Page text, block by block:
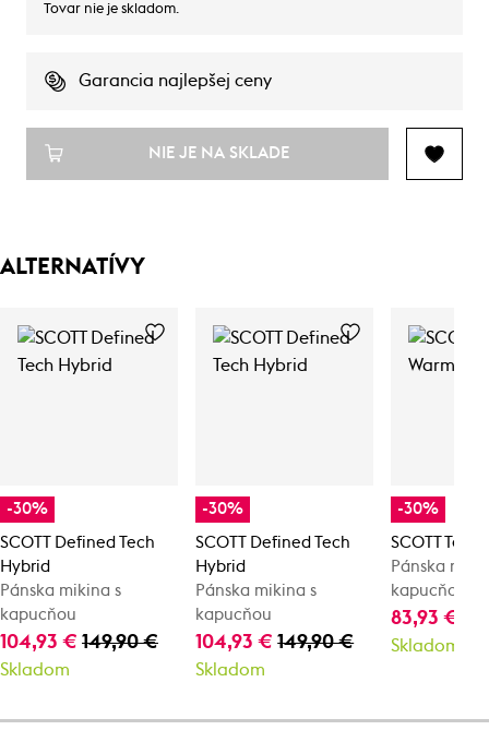
Tovar nie je skladom.
Garancia najlepšej ceny
NIE JE NA SKLADE
ALTERNATÍVY
-30%
SCOTT Defined Tech
Hybrid
Pánska mikina s
kapucňou
104,93 € 149,90 €
Skladom
-30%
SCOTT Defined Tech
Hybrid
Pánska mikina s
kapucňou
104,93 €149,90 €
Skladom
-30%
SCOTT Tech
Pánska
kapucňou
83,93 €
Skladom